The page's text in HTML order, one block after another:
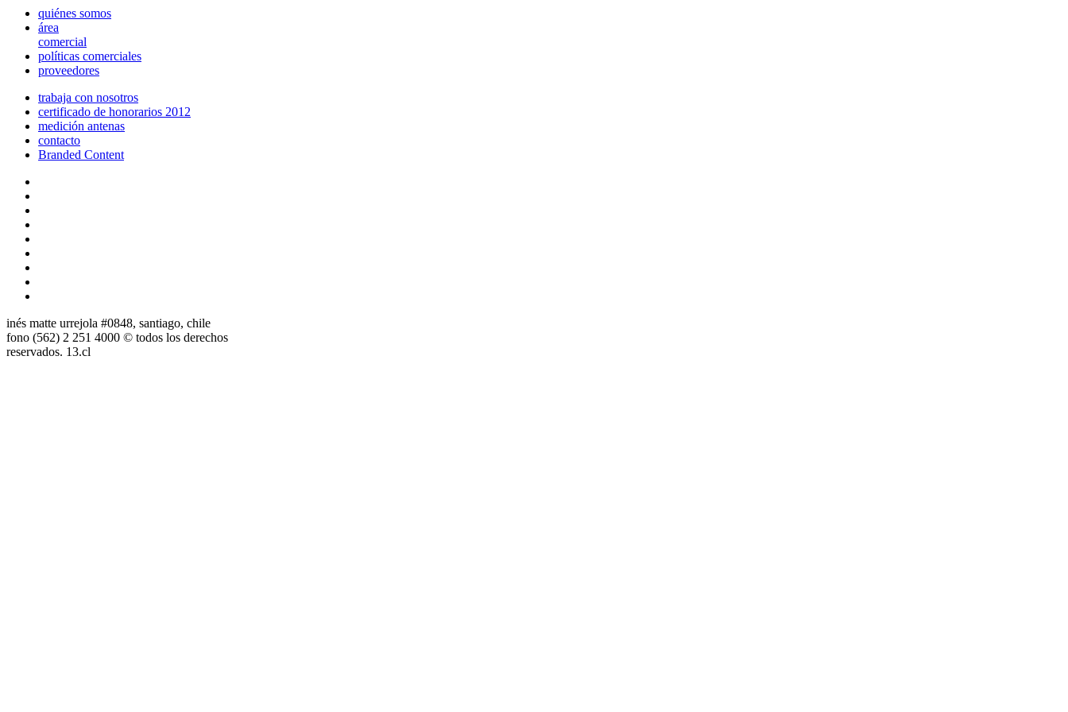
quiénes somos
área
comercial
políticas comerciales
proveedores
trabaja con nosotros
certificado de honorarios 2012
medición antenas
contacto
Branded Content
inés matte urrejola #0848, santiago, chile
fono (562) 2 251 4000 © todos los derechos
reservados. 13.cl